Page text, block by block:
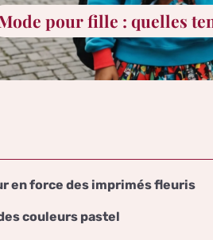
pour fille : quelles
en force des imprimés fleuris
couleurs pastel